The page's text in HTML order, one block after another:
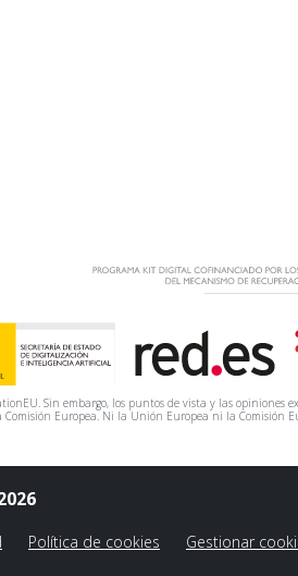
Sin embargo, los puntos de vista y las
Comisión Europea. Ni la Unión Europea ni la Comisión
Política de cookies Gestionar